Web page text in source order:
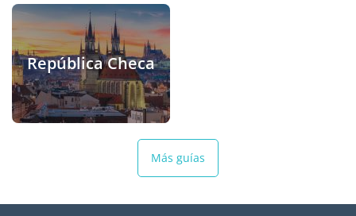
República Checa
Más guías